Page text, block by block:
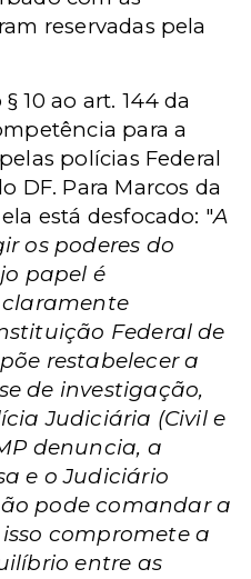
reservadas pela
10 ao art. 144 da
para a
polícias Federal
DF. Para Marcos da
está desfocado: "A
os poderes do
papel é
claramente
Federal de
restabelecer a
de investigação,
Judiciária (Civil e
denuncia, a
e o Judiciário
pode comandar a
compromete a
entre as